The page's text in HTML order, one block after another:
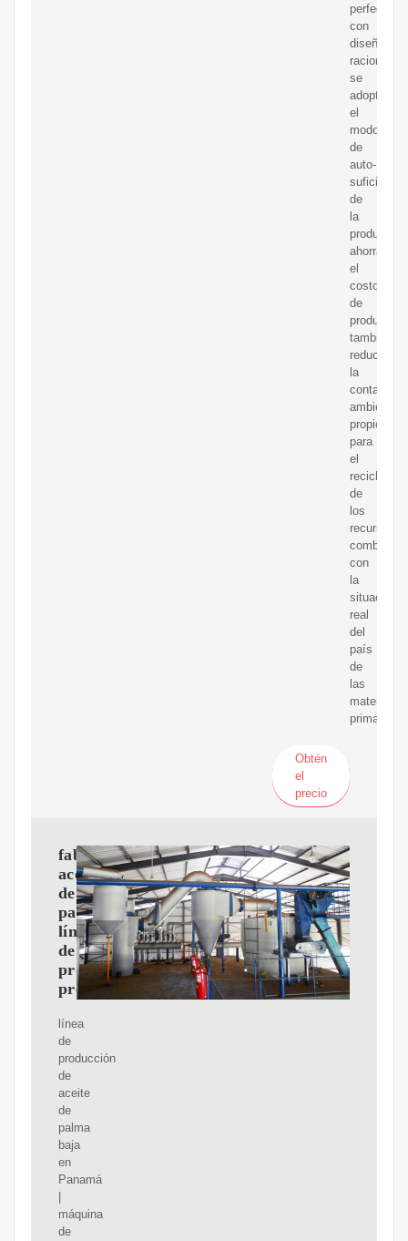
perfecto,
con
diseño
racional,
se
adopta
el
modo
de
auto-
suficiente
de
la
ahorrando
el
costo
de
también
reduciendo
la
ambiental,
propicio
para
el
reciclaje
de
los
recursos;
combinado
con
la
situación
real
del
país
de
las
materias
primas
Obtén
el
precio
fabricar
aceite
de
palma
línea
de
procesamiento
precio
línea
de
producción
de
aceite
de
palma
baja
en
Panamá
máquina
de